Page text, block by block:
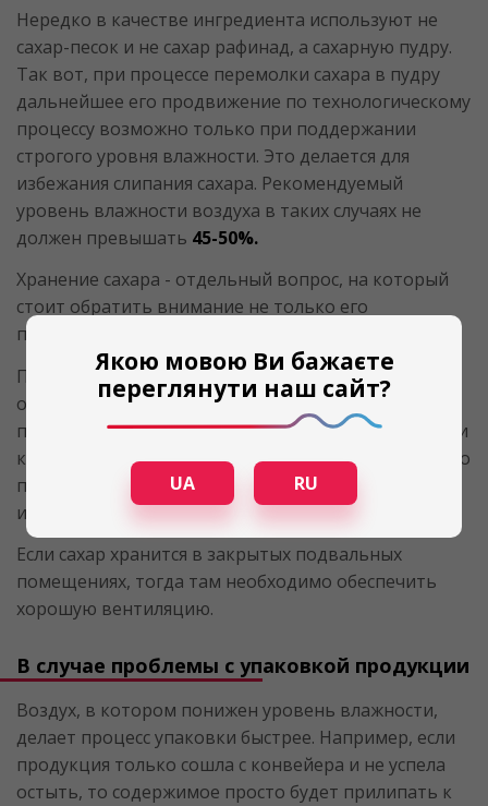
Нередко в качестве ингредиента используют не
сахар-песок и не сахар рафинад, а сахарную пудру.
Так вот, при процессе перемолки сахара в пудру
дальнейшее его продвижение по технологическому
процессу возможно только при поддержании
строгого уровня влажности. Это делается для
избежания слипания сахара. Рекомендуемый
уровень влажности воздуха в таких случаях не
должен превышать 45-50%.
Хранение сахара - отдельный вопрос, на который
стоит обратить внимание не только его
производителям.
Практически на всех кондитерских производствах
осуществляется оптовая закупка сахара в мешках,
после которой он хранится в складском помещении
кондитерского производства. В таком случае нужно
поддерживать влажность воздуха меньше
иначе - сахар станет липким.
Если сахар хранится в закрытых подвальных
помещениях, тогда там необходимо обеспечить
хорошую вентиляцию.
В случае проблемы с упаковкой продукции
Воздух, в котором понижен уровень влажности,
делает процесс упаковки быстрее. Например, если
продукция только сошла с конвейера и не успела
остыть, то содержимое просто будет прилипать к
Якою мовою Ви бажаєте
переглянути наш сайт?
UA RU